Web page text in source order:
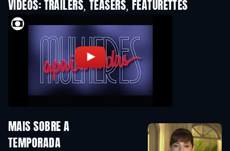
VIDEOS: TRAILERS, TEASERS, FEATURETTES
MAIS SOBRE A
TEMPORADA